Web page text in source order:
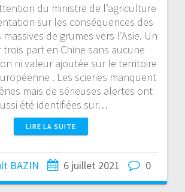
du ministre de l’agriculture
sur les conséquences des
de grumes vers l’Asie. Un
trois part en Chine sans aucune
ni valeur ajoutée sur le territoire
. Les scieries manquent
mais de sérieuses alertes ont
été identifiées sur…
LIRE LA SUITE
BAZIN 6 juillet 2021 0